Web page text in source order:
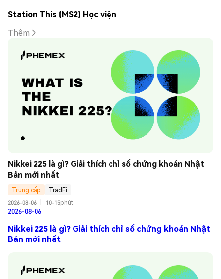
Station This (MS2) Học viện
Thêm
Nikkei 225 là gì? Giải thích chỉ số chứng khoán Nhật
Bản mới nhất
Trung cấp
TradFi
2026-08-06
10-15phút
2026-08-06
Nikkei 225 là gì? Giải thích chỉ số chứng khoán Nhật
Bản mới nhất